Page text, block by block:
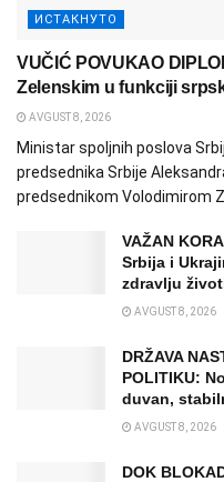
ИСТАКНУТО
VUČIĆ POVUKAO
Zelenskim u funkciji
AVGUST 8, 2026
Ministar spoljnih poslova
predsednika Srbije
predsednikom Volodimirom
VAŽAN
Srbija i
zdravlju
AVGUST 8, 2026
DRŽAVA
POLITIKU:
duvan,
AVGUST 8, 2026
DOK